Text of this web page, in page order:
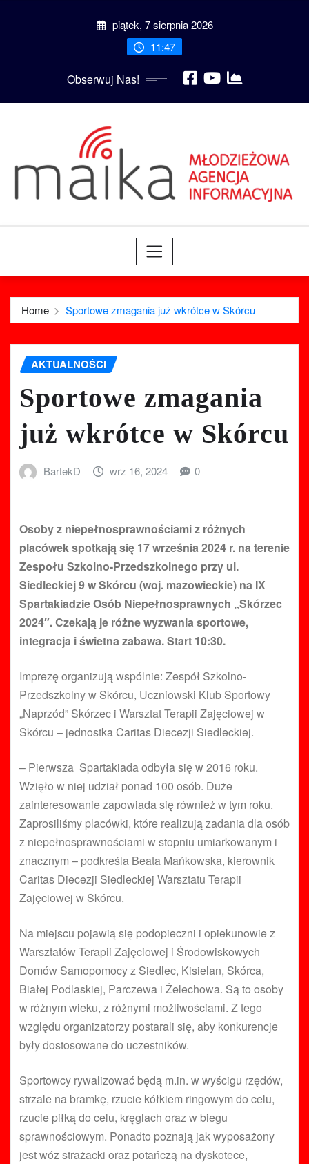
piątek, 7 sierpnia 2026
11:47
Obserwuj Nas!
Home Sportowe zmagania już wkrótce w Skórcu
AKTUALNOŚCI
Sportowe zmagania
już wkrótce w Skórcu
BartekD wrz 16, 2024 0
Osoby z niepełnosprawnościami z różnych
placówek spotkają się 17 września 2024 r. na terenie
Zespołu Szkolno-Przedszkolnego przy ul.
Siedleckiej 9 w Skórcu (woj. mazowieckie) na IX
Spartakiadzie Osób Niepełnosprawnych „Skórzec
2024″. Czekają je różne wyzwania sportowe,
integracja i świetna zabawa. Start 10:30.
Imprezę organizują wspólnie: Zespół Szkolno-
Przedszkolny w Skórcu, Uczniowski Klub Sportowy
„Naprzód” Skórzec i Warsztat Terapii Zajęciowej w
Skórcu – jednostka Caritas Diecezji Siedleckiej.
– Pierwsza Spartakiada odbyła się w 2016 roku.
Wzięło w niej udział ponad 100 osób. Duże
zainteresowanie zapowiada się również w tym roku.
Zaprosiliśmy placówki, które realizują zadania dla osób
z niepełnosprawnościami w stopniu umiarkowanym i
znacznym – podkreśla Beata Mańkowska, kierownik
Caritas Diecezji Siedleckiej Warsztatu Terapii
Zajęciowej w Skórcu.
Na miejscu pojawią się podopieczni i opiekunowie z
Warsztatów Terapii Zajęciowej i Środowiskowych
Domów Samopomocy z Siedlec, Kisielan, Skórca,
Białej Podlaskiej, Parczewa i Żelechowa. Są to osoby
w różnym wieku, z różnymi możliwościami. Z tego
względu organizatorzy postarali się, aby konkurencje
były dostosowane do uczestników.
Sportowcy rywalizować będą m.in. w wyścigu rzędów,
strzale na bramkę, rzucie kółkiem ringowym do celu,
rzucie piłką do celu, kręglach oraz w biegu
sprawnościowym. Ponadto poznają jak wyposażony
jest wóz strażacki oraz potańczą na dyskotece,